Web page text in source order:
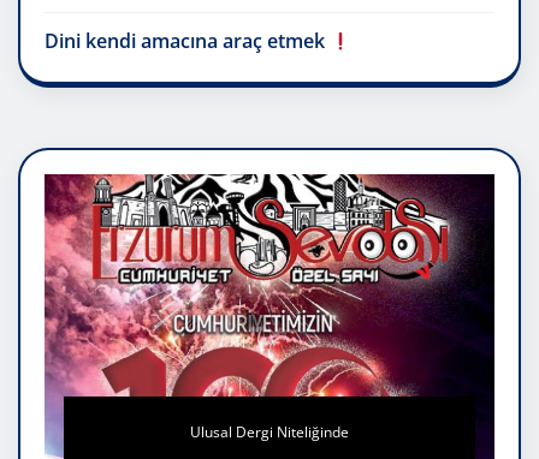
Dini kendi amacına araç etmek
Ulusal Dergi Niteliğinde